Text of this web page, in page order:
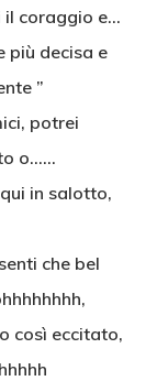
il coraggio e…
più decisa e
”
potrei
o……
in salotto,
che bel
così eccitato,